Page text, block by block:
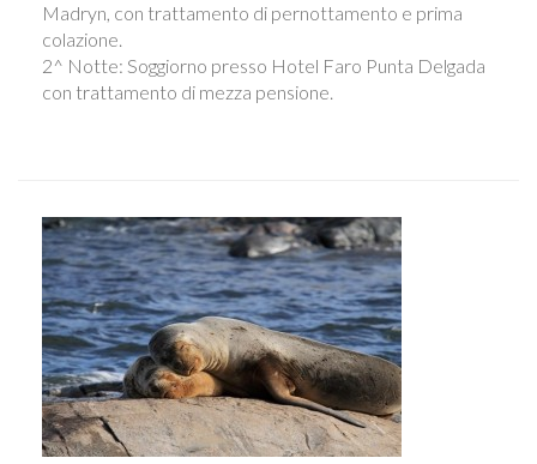
Madryn, con trattamento di pernottamento e prima
colazione.
2^ Notte: Soggiorno presso Hotel Faro Punta Delgada
con trattamento di mezza pensione.